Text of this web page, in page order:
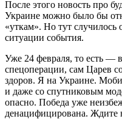
После этого новость про
Украине можно было бы
«уткам». Но тут
ситуации события.
Уже 24 февраля, то есть —
спецоперации, сам Царев
здоров. Я на Украине.
и даже со спутниковым
опасно. Победа уже
денацифицирована. Ждите